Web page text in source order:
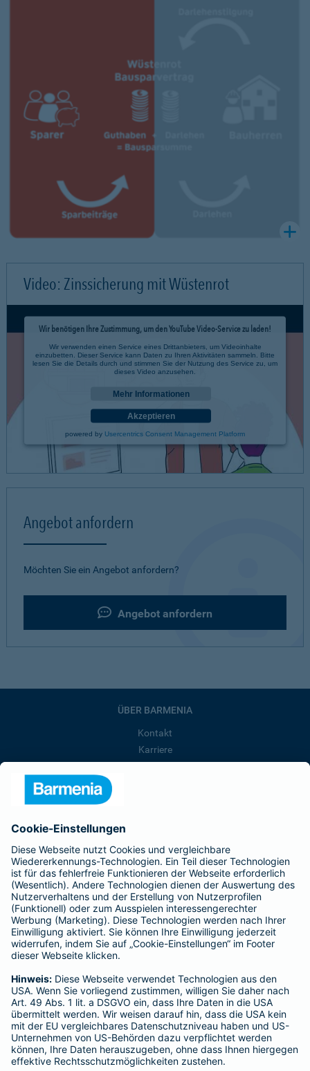
Video: Zinssicherung mit Wüstenrot
Wir benötigen Ihre Zustimmung, um den YouTube Video-Service zu laden!
Wir verwenden einen Service eines Drittanbieters, um Videoinhalte
einzubetten. Dieser Service kann Daten zu Ihren Aktivitäten sammeln. Bitte
lesen Sie die Details durch und stimmen Sie der Nutzung des Service zu, um
dieses Video anzusehen.
Mehr Informationen
Akzeptieren
powered by Usercentrics Consent Management Platform
Angebot anfordern
Möchten Sie ein Angebot anfordern?
Angebot anfordern
ÜBER BARMENIA
Kontakt
Karriere
Presse
Barmenia ist Teil der BarmeniaGothaer
BELIEBTE SEITEN
Kranken-Zusatzversicherung
Tierversicherungen
Haftpflichtversicherung
Hausratversicherung
Adresse ändern
Schaden melden
Kilometerstandsmeldung
Serviceübersicht